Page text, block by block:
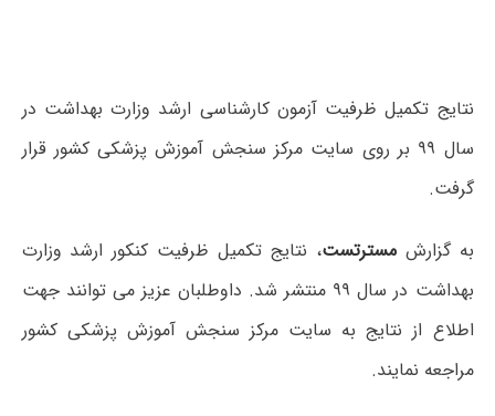
نتایج تکمیل ظرفیت آزمون کارشناسی ارشد وزارت بهداشت در
سال ۹۹ بر روی سایت مرکز سنجش آموزش پزشکی کشور قرار
گرفت.
به گزارشمسترتست، نتایج تکمیل ظرفیت کنکور ارشد وزارت
بهداشت در سال ۹۹ منتشر شد. داوطلبان عزیز می توانند جهت
اطلاع از نتایج به سایت مرکز سنجش آموزش پزشکی کشور
مراجعه نمایند.